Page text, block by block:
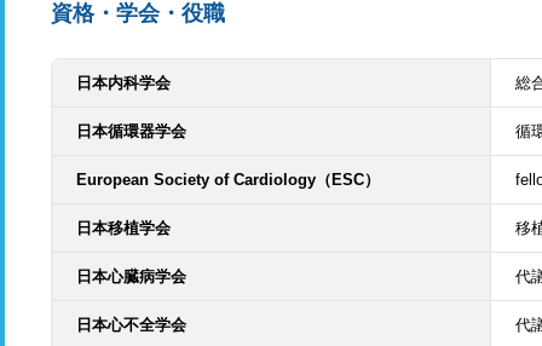
資格・学会・役職
日本内科学会 総
日本循環器学会 循
European Society of Cardiology（ESC）
日本移植学会 移
日本心臓病学会 代
日本心不全学会 代